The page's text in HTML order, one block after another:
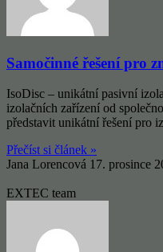
Samočinné řešení pro
IsoDisc – unikátní pasivní
izolačních zařízení od
představit unikátní řešení pro
Přečíst si článek »
Jana Lorencová 17. prosince
EXTEC team